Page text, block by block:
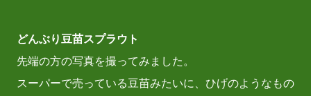
どんぶり豆苗スプラウト
先端の方の写真を撮ってみました。
スーパーで売っている豆苗みたいに、ひげのようなもの